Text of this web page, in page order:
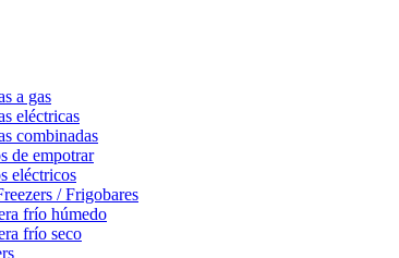
a gas
eléctricas
combinadas
de empotrar
eléctricos
/ Frigobares
frío húmedo
frío seco